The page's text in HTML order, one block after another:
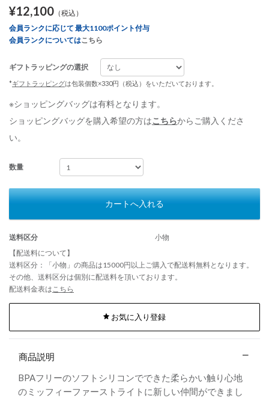
¥12,100 （税込）
会員ランクに応じて 最大1100ポイント付与
会員ランクについてはこちら
ギフトラッピングの選択
*ギフトラッピングは包装個数×330円（税込）をいただいております。
※ショッピングバッグは有料となります。
ショッピングバッグを購入希望の方はこちらからご購入くださ
い。
数量
カートへ入れる
送料区分
小物
【配送料について】
送料区分：「小物」の商品は15000円以上ご購入で配送料無料となります。
その他、送料区分は個別に配送料を頂いております。
配送料金表はこちら
お気に入り登録
商品説明
BPAフリーのソフトシリコンでできた柔らかい触り心地
のミッフィーファーストライトに新しい仲間ができまし